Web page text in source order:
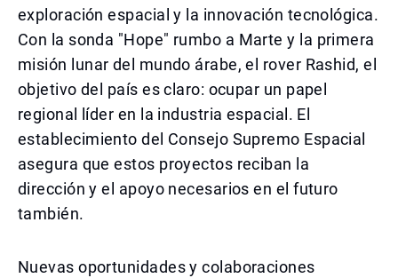
exploración espacial y la innovación tecnológica.
Con la sonda "Hope" rumbo a Marte y la primera
misión lunar del mundo árabe, el rover Rashid, el
objetivo del país es claro: ocupar un papel
regional líder en la industria espacial. El
establecimiento del Consejo Supremo Espacial
asegura que estos proyectos reciban la
dirección y el apoyo necesarios en el futuro
también.
Nuevas oportunidades y colaboraciones